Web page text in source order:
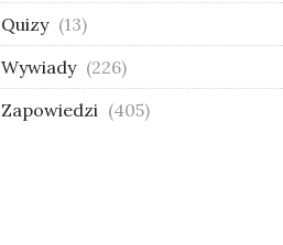
Quizy (13)
Wywiady (226)
Zapowiedzi (405)